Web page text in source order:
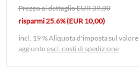
Prezzo al dettaglio EUR 39,00
risparmi 25.6% (EUR 10,00)
incl. 19 % Aliquota d'imposta sul valore
aggiunto escl. costi di spedizione